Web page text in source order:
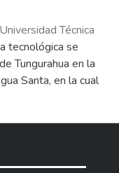
Técnica
03)Casa
;Mayta León,
Chisag, Juan Carlos
tecnológica se
Tungurahua en la
Santa, en la cual
de forma